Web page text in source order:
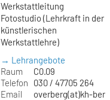
Werkstattleitung
Fotostudio (Lehrkraft in der
künstlerischen
Werkstattlehre)
→ Lehrangebote
Raum
C0.09
Telefon
030 / 47705 264
Email
overberg(at)kh-